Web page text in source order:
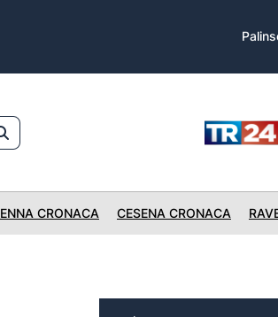
CRONACA CESENA CRONACA